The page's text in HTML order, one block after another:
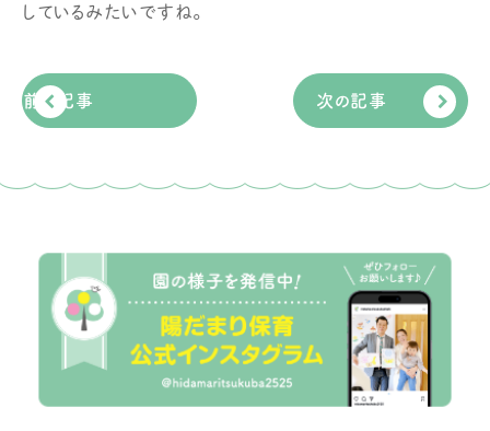
しているみたいですね。
前の記事 次の記事